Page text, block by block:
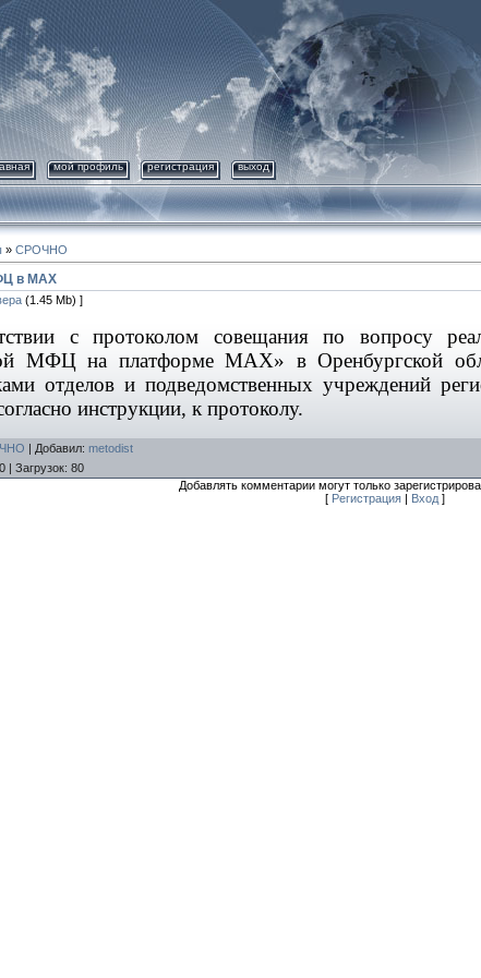
мой профиль регистрация выход
» СРОЧНО
в МАХ
(1.45 Mb) ]
с протоколом совещания по вопросу
МФЦ на платформе MAX» в Оренбургской
отделов и подведомственных учреждений
инструкции, к протоколу.
| Добавил: metodist
| Загрузок: 80
Добавлять комментарии могут только
[ Регистрация | Вход ]